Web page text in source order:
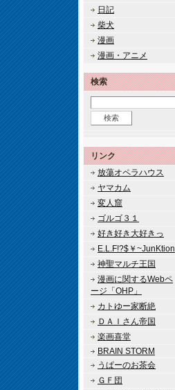
日記
柴犬
漫画
漫画・アニメ
検索
リンク
放蕩オペラハウス
ヤマカム
変人窟
ゴルゴ３１
好き好き大好きっ
E.L.F!?$￥~JunKtion
神聖マルチ王国
漫画に関するWebペ
ージ「OHP」
カトゆー家断絶
ＤＡＩさん帝国
楽画喜堂
BRAIN STORM
うぱーのお茶会
ＧＦ団